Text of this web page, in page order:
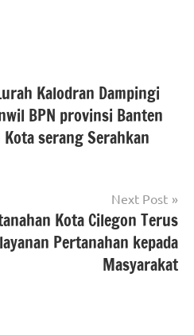
Kalodran Dampingi
BPN provinsi Banten
serang Serahkan
Next Post
Kota Cilegon Terus
Pertanahan kepada
Masyarakat